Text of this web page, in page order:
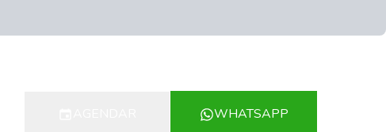
WHATSAPP